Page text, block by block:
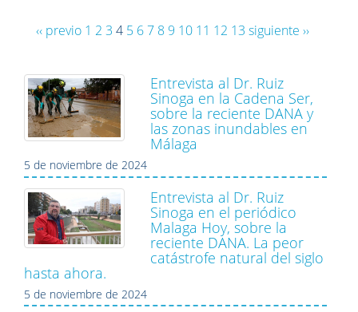
‹‹ previo 1 2 3 4 5 67 8 9 10 11 12 13 siguiente ››
Entrevista al Dr. Ruiz
Sinoga en la Cadena Ser,
sobre la reciente DANA y
las zonas inundables en
Málaga
5 de noviembre de 2024
Entrevista al Dr. Ruiz
Sinoga en el periódico
Malaga Hoy, sobre la
reciente DANA. La peor
catástrofe natural del siglo
hasta ahora.
5 de noviembre de 2024